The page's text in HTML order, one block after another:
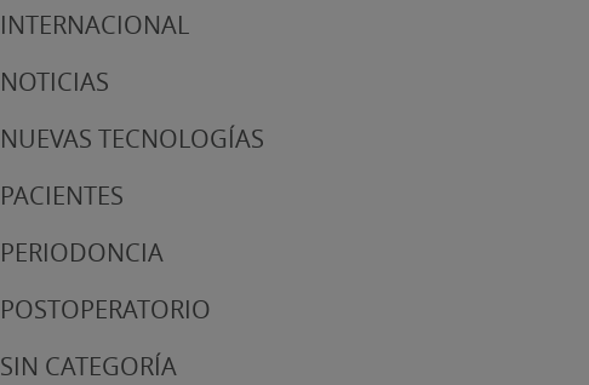
INTERNACIONAL
NOTICIAS
NUEVAS TECNOLOGÍAS
PACIENTES
PERIODONCIA
POSTOPERATORIO
SIN CATEGORÍA